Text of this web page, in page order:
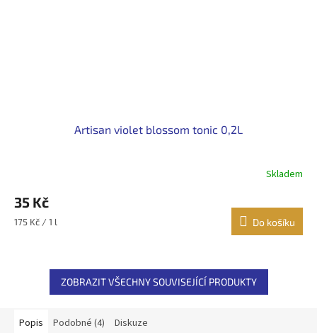
Artisan violet blossom tonic 0,2L
Skladem
35 Kč
Měrná
175 Kč / 1 l Do košíku
ZOBRAZIT VŠECHNY SOUVISEJÍCÍ PRODUKTY
Popis Podobné (4) Diskuze